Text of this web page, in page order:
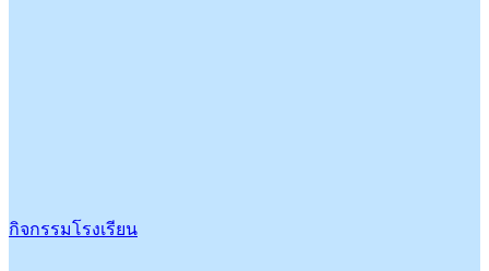
กิจกรรมโรงเรียน